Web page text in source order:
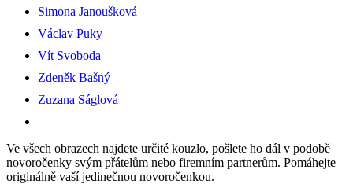
Simona Janoušková
Václav Puky
Vít Svoboda
Zdeněk Bašný
Zuzana Ságlová
Ve všech obrazech najdete určité kouzlo, pošlete ho dál v podobě
novoročenky svým přátelům nebo firemním partnerům. Pomáhejte
originálně vaší jedinečnou novoročenkou.